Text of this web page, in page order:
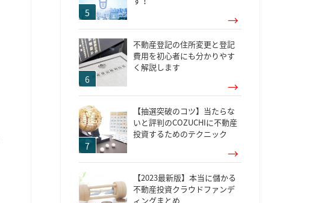
不動産登記の住所変更と登記
費用を初心者にも分かりやす
く解説します
【抽選突破のコツ】当たらな
いと評判のCOZUCHIに不動産
投資するためのテクニック
【2023最新版】本当に儲かる
不動産投資クラウドファンデ
ィングまとめ